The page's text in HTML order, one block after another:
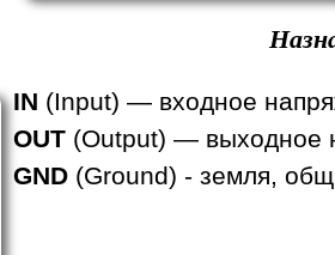
IN (Input) — входное
OUT (Output) — выходное
GND (Ground) - земля,